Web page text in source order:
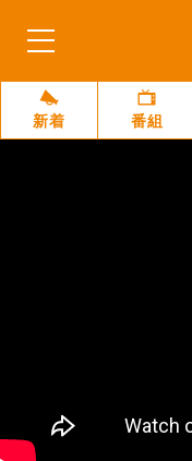
新着 番組